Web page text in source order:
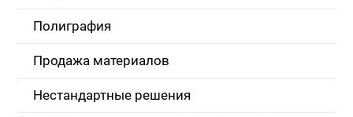
Полиграфия
Продажа материалов
Нестандартные решения